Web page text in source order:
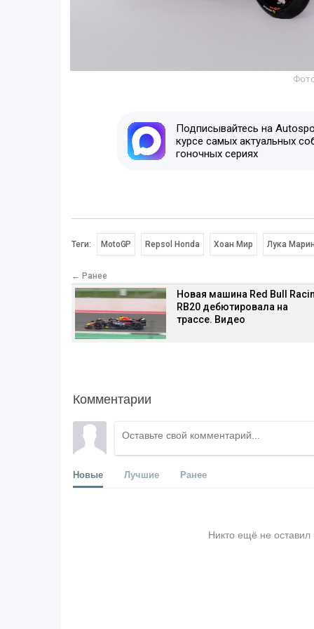
Подписывайтесь на
курсе самых актуальных
гоночных сериях
Теги: MotoGP Repsol Honda Хоан Мир Лука
← Ранее
Новая машина Red Bull
RB20 дебютировала на
трассе. Видео
Комментарии
Новые Лучшие Ранее
Никто ещё не